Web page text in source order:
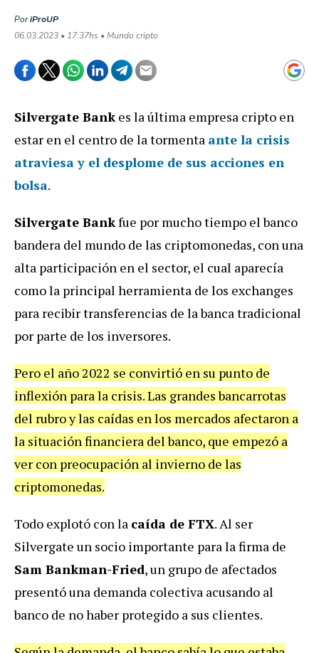
PoriProUP
06.03.2023 • 17:37hs • Mundo cripto
Silvergate Bankes la última empresa cripto en
estar en el centro de la tormenta ante la crisis
atraviesa y el desplome de sus acciones en
bolsa.
Silvergate Bankfue por mucho tiempo el banco
bandera del mundo de las criptomonedas, conuna
alta participación en el sector, el cual aparecía
como la principal herramienta de los exchanges
para recibir transferencias de la banca tradicional
por parte de los inversores.
Pero el año 2022 se convirtió en su punto de
inflexión para la crisis. Las grandes bancarrotas
del rubro y las caídas en los mercados afectaron a
la situación financiera del banco, que empezó a
ver con preocupación al invierno de las
criptomonedas.
Todo explotó con la caída de FTX. Al ser
Silvergate un socio importante para la firma de
Sam Bankman-Fried, un grupo de afectados
presentó una demanda colectiva acusando al
banco de no haber protegido a sus clientes.